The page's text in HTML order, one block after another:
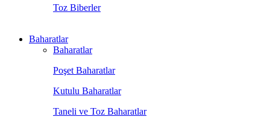
Toz Biberler
Baharatlar
Baharatlar
Poşet Baharatlar
Kutulu Baharatlar
Taneli ve Toz Baharatlar